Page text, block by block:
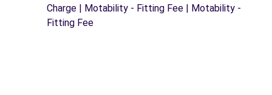
Charge | Motability - Fitting Fee | Motability -
Fitting Fee